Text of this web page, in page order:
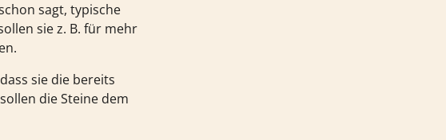
sagt, typische
sie z. B. für mehr
sie die bereits
die Steine dem